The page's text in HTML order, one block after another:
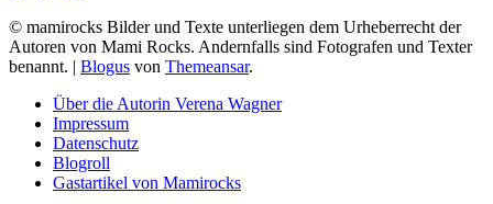
© mamirocks Bilder und Texte unterliegen dem Urheberrecht der
Autoren von Mami Rocks. Andernfalls sind Fotografen und Texter
benannt. | Blogus von Themeansar.
Über die Autorin Verena Wagner
Impressum
Datenschutz
Blogroll
Gastartikel von Mamirocks